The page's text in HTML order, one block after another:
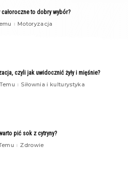
to dobry wybór?
Motoryzacja
czyli jak uwidocznić żyły i mięśnie?
Siłownia i kulturystyka
pić sok z cytryny?
Zdrowie